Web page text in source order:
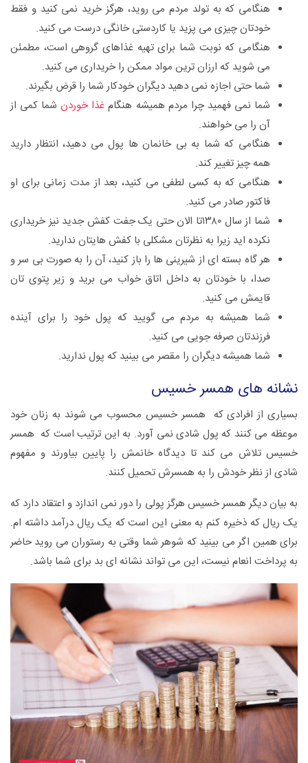
هنگامی که به تولد مردم می روید، هرگز خرید نمی کنید و فقط
خودتان چیزی می پزید یا کاردستی خانگی درست می کنید.
هنگامی که نوبت شما برای تهیه غذاهای گروهی است، مطمئن
می شوید که ارزان ترین مواد ممکن را خریداری می کنید.
شما حتی اجازه نمی دهید دیگران خودکار شما را قرض بگیرند.
شما نمی فهمید چرا مردم همیشه هنگام غذا خوردنشما کمی از
آن را می خواهند.
هنگامی که شما به بی خانمان ها پول می دهید، انتظار دارید
همه چیز تغییر کند.
هنگامی که به کسی لطفی می کنید، بعد از مدت زمانی برای او
فاکتور صادر می کنید.
شما از سال ۱۳۸۰تا الان حتی یک جفت کفش جدید نیز خریداری
نکرده اید زیرا به نظرتان مشکلی با کفش هایتان ندارید.
هر گاه بسته ای از شیرینی ها را باز کنید، آن را به صورت بی سر و
صدا، با خودتان به داخل اتاق خواب می برید و زیر پتوی تان
قایمش می کنید.
شما همیشه به مردم می گویید که پول خود را برای آینده
فرزندتان صرفه جویی می کنید.
شما همیشه دیگران را مقصر می بینید که پول ندارید.
نشانه های همسر خسیس
بسیاری از افرادی که همسر خسیس محسوب می شوند به زنان خود
موعظه می کنند که پول شادی نمی آورد. به این ترتیب است که همسر
خسیس تلاش می کند تا دیدگاه خانمش را پایین بیاورند و مفهوم
شادی از نظر خودش را به همسرش تحمیل کنند.
به بیان دیگر همسر خسیس هرگز پولی را دور نمی اندازد و اعتقاد دارد که
یک ریال که ذخیره کنم به معنی این است که یک ریال درآمد داشته ام.
برای همین اگر می بینید که شوهر شما وقتی به رستوران می روید حاضر
به پرداخت انعام نیست، این می تواند نشانه ای بد برای شما باشد.